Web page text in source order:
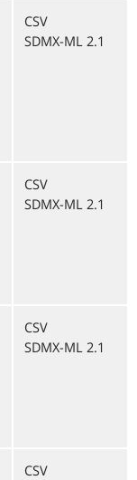
CSV
SDMX-ML 2.1
CSV
SDMX-ML 2.1
CSV
SDMX-ML 2.1
CSV